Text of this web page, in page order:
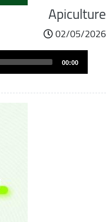
Apiculture
02/05/2026
00:00